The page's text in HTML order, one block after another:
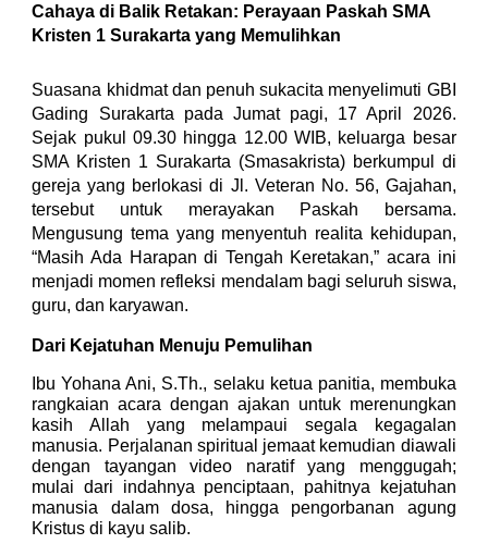
Cahaya di Balik Retakan: Perayaan Paskah SMA
Kristen 1 Surakarta yang Memulihkan
Suasana khidmat dan penuh sukacita menyelimuti GBI
Gading Surakarta pada Jumat pagi, 17 April 2026.
Sejak pukul 09.30 hingga 12.00 WIB, keluarga besar
SMA Kristen 1 Surakarta (Smasakrista) berkumpul di
gereja yang berlokasi di Jl. Veteran No. 56, Gajahan,
tersebut untuk merayakan Paskah bersama.
Mengusung tema yang menyentuh realita kehidupan,
“Masih Ada Harapan di Tengah Keretakan,” acara ini
menjadi momen refleksi mendalam bagi seluruh siswa,
guru, dan karyawan.
Dari Kejatuhan Menuju Pemulihan
Ibu Yohana Ani, S.Th., selaku ketua panitia, membuka
rangkaian acara dengan ajakan untuk merenungkan
kasih Allah yang melampaui segala kegagalan
manusia. Perjalanan spiritual jemaat kemudian diawali
dengan tayangan video naratif yang menggugah;
mulai dari indahnya penciptaan, pahitnya kejatuhan
manusia dalam dosa, hingga pengorbanan agung
Kristus di kayu salib.